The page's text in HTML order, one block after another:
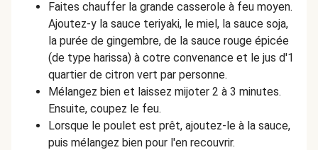
Faites chauffer la grande casserole à feu moyen.
Ajoutez-y la sauce teriyaki, le miel, la sauce soja,
la purée de gingembre, de la sauce rouge épicée
(de type harissa) à cotre convenance et le jus d'1
quartier de citron vert par personne.
Mélangez bien et laissez mijoter 2 à 3 minutes.
Ensuite, coupez le feu.
Lorsque le poulet est prêt, ajoutez-le à la sauce,
puis mélangez bien pour l'en recouvrir.